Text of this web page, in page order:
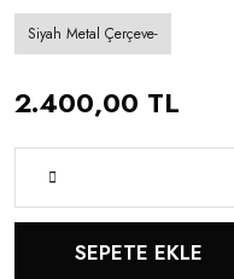
Siyah Metal Çerçeve-
2.400,00 TL
SEPETE EKLE